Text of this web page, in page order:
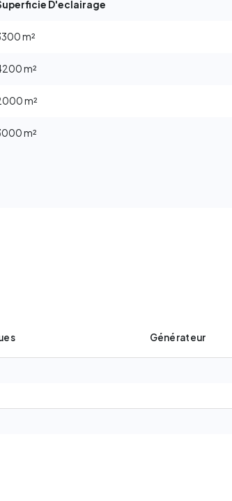
D'eclairage
m²
m²
m²
m²
Générateur